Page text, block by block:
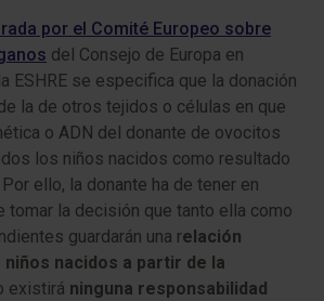
por el Comité Europeo sobre
del Consejo de Europa en
ESHRE se especifica que la donación
la de otros tejidos o células en que
o ADN del donante de ovocitos
los niños nacidos como resultado
ello, la donante ha de tener en
tomar la decisión que tanto ella como
guardarán una relación
nacidos a partir de la
existirá ninguna responsabilidad